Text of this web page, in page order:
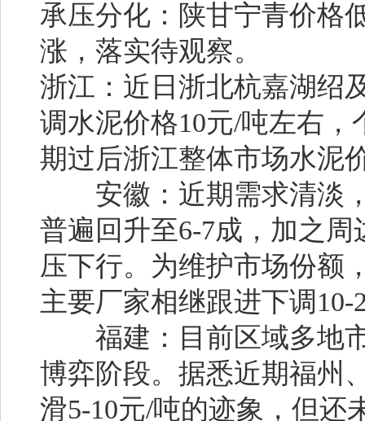
承压分化：陕甘宁青价格
涨，落实待观察。
浙江： 近日浙北杭嘉湖绍
调水泥价格10元/吨左右
期过后浙江整体市场水泥
安徽： 近期需求清淡
普遍回升至6-7成，加之
压下行。为维护市场份额
主要厂家相继跟进下调10-
福建： 目前区域多地
博弈阶段。据悉近期福州
滑5-10元/吨的迹象，但还